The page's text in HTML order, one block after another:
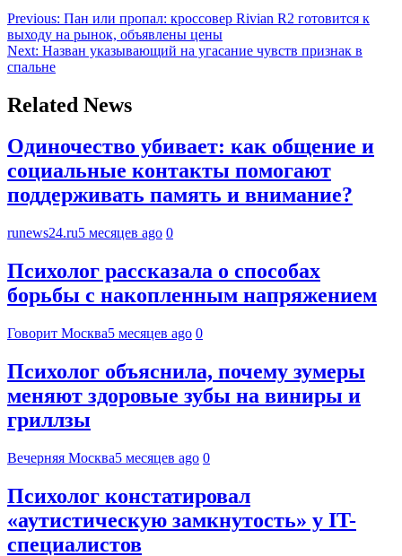
Previous: Пан или пропал: кроссовер Rivian R2 готовится к
выходу на рынок, объявлены цены
Next: Назван указывающий на угасание чувств признак в
спальне
Related News
Одиночество убивает: как общение и
социальные контакты помогают
поддерживать память и внимание?
runews24.ru5 месяцев ago 0
Психолог рассказала о способах
борьбы с накопленным напряжением
Говорит Москва5 месяцев ago 0
Психолог объяснила, почему зумеры
меняют здоровые зубы на виниры и
гриллзы
Вечерняя Москва5 месяцев ago 0
Психолог констатировал
«аутистическую замкнутость» у IT-
специалистов